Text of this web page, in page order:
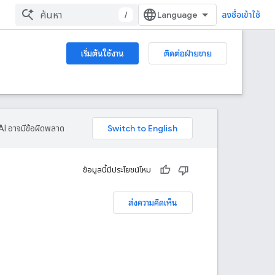
/ ลงชื่อเข้าใช้
เริ่มต้นใช้งาน ติดต่อฝ่ายขาย
อาจมีข้อผิดพลาด
ข้อมูลนี้มีประโยชน์ไหม
ส่งความคิดเห็น